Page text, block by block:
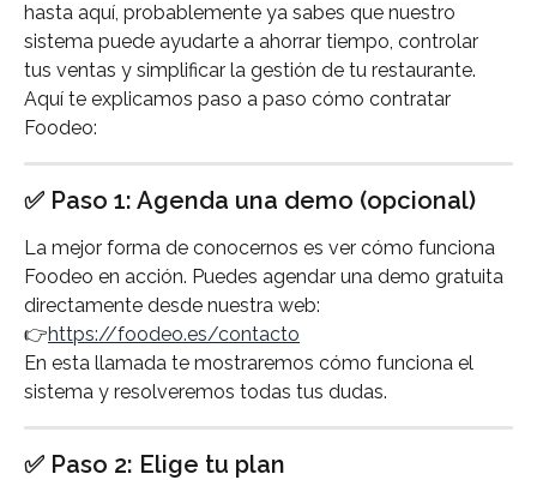
hasta aquí, probablemente ya sabes que nuestro
sistema puede ayudarte a ahorrar tiempo, controlar
tus ventas y simplificar la gestión de tu restaurante.
Aquí te explicamos paso a paso cómo contratar
Foodeo:
✅ Paso 1: Agenda una demo (opcional)
La mejor forma de conocernos es ver cómo funciona
Foodeo en acción. Puedes agendar una demo gratuita
directamente desde nuestra web:
👉https://foodeo.es/contacto
En esta llamada te mostraremos cómo funciona el
sistema y resolveremos todas tus dudas.
✅ Paso 2: Elige tu plan